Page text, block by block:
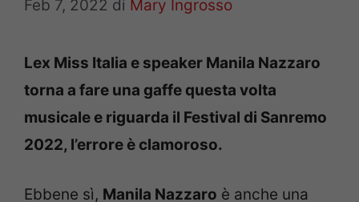
Feb 7, 2022 di Mary Ingrosso
Lex Miss Italia e speaker Manila Nazzaro
torna a fare una gaffe questa volta
musicale e riguarda il Festival di Sanremo
2022, l’errore è clamoroso.
Ebbene sì, Manila Nazzaro è anche una